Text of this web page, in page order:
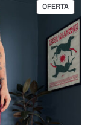
OFERTAP
R
O
D
U
C
T
O
E